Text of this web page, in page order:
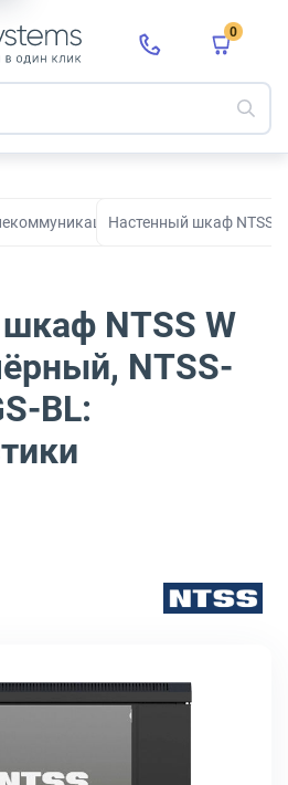
0
оборудование для СКС и
шкафы
Настенный шкаф NTSS
NTSS W
NTSS-
BL: